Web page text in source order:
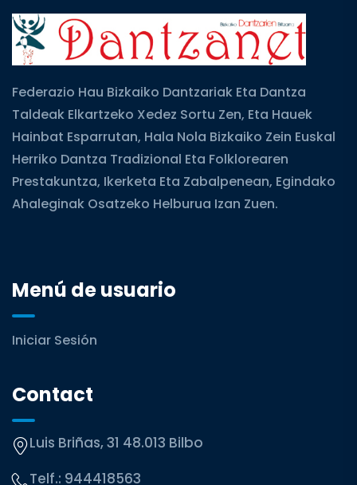
Federazio Hau Bizkaiko Dantzariak Eta Dantza
Taldeak Elkartzeko Xedez Sortu Zen, Eta Hauek
Hainbat Esparrutan, Hala Nola Bizkaiko Zein Euskal
Herriko Dantza Tradizional Eta Folklorearen
Prestakuntza, Ikerketa Eta Zabalpenean, Egindako
Ahaleginak Osatzeko Helburua Izan Zuen.
Menú de usuario
Iniciar Sesión
Contact
Luis Briñas, 31 48.013 Bilbo
Telf.: 944418563